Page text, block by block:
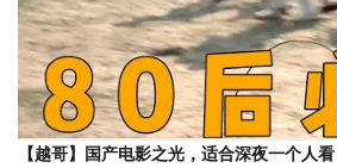
【越哥】国产电影之光，适合深夜一个人